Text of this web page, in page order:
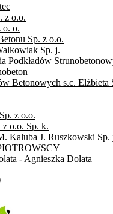
z o.o.
o. o.
Sp. z o.o.
Sp. j.
Podkładów
Betonowych s.c. Elżbieta
z o.o.
o.o. Sp. k.
Kaluba J. Ruszkowski Sp.
- Agnieszka Dolata